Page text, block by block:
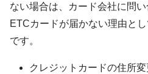
ない場合は、カード会社に問い
ETCカードが届かない理由と
です。
クレジットカードの住所